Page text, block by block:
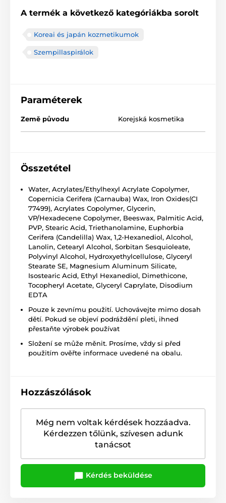
A termék a következő kategóriákba sorolt
Koreai és japán kozmetikumok
Szempillaspirálok
Paraméterek
Země původu Korejská kosmetika
Összetétel
Water, Acrylates/Ethylhexyl Acrylate Copolymer,
Copernicia Cerifera (Carnauba) Wax, Iron Oxides(CI
77499), Acrylates Copolymer, Glycerin,
VP/Hexadecene Copolymer, Beeswax, Palmitic Acid,
PVP, Stearic Acid, Triethanolamine, Euphorbia
Cerifera (Candelilla) Wax, 1,2-Hexanediol, Alcohol,
Lanolin, Cetearyl Alcohol, Sorbitan Sesquioleate,
Polyvinyl Alcohol, Hydroxyethylcellulose, Glyceryl
Stearate SE, Magnesium Aluminum Silicate,
Isostearic Acid, Ethyl Hexanediol, Dimethicone,
Tocopheryl Acetate, Glyceryl Caprylate, Disodium
EDTA
Pouze k zevnímu použití. Uchovávejte mimo dosah
dětí. Pokud se objeví podráždění pleti, ihned
přestaňte výrobek používat
Složení se může měnit. Prosíme, vždy si před
použitím ověřte informace uvedené na obalu.
Hozzászólások
Még nem voltak kérdések hozzáadva.
Kérdezzen tőlünk, szívesen adunk
tanácsot
Kérdés beküldése